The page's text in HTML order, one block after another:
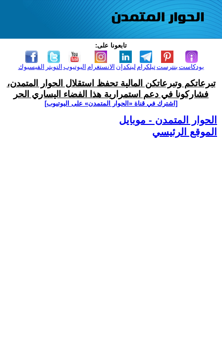
تابعونا على:
الفيسبوك التويتر اليوتيوب الانستغرام لينكدإن تيلكرامبنترست بودكاست
تبرعاتكم وتبرعاتكن المالية تحفظ استقلال الحوار المتمدن،
فشاركونا في دعم استمرارية هذا الفضاء اليساري الحر
[اشترك في قناة ‫«الحوار المتمدن» على اليوتيوب]
الحوار المتمدن - موبايل
الموقع الرئيسي